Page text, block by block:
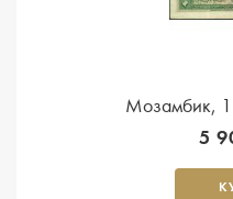
Мозамбик, 1
5